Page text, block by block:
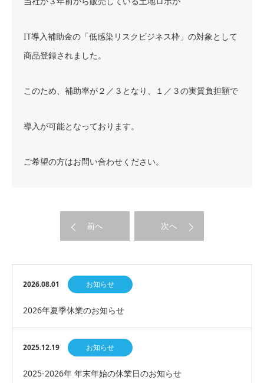
IT導入補助金の「低感染リスクビジネス枠」の対象として
商品登録されました。
このため、補助率が２／３となり、１／３の実質負担額で
導入が可能となっております。
ご希望の方はお問い合わせください。
前へ 次へ
2026.08.01 お知らせ
2026年夏季休業のお知らせ
2025.12.19 お知らせ
2025-2026年 年末年始の休業日のお知らせ